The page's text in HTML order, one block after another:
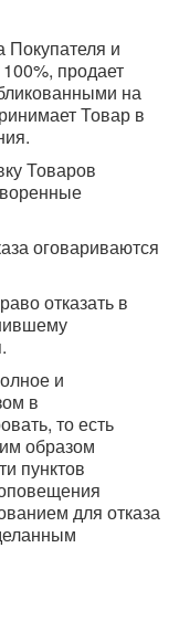
Покупателя и
продает
на
Товар в
Товаров
оговариваются
отказать в
и
в
то есть
образом
пунктов
для отказа